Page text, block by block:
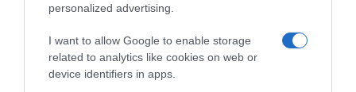
personalized advertising.
I want to allow Google to enable storage
related to analytics like cookies on web or
device identifiers in apps.
2026-08-06.